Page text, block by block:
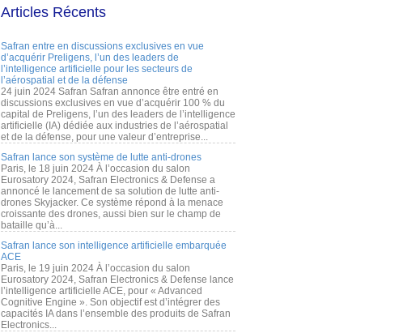
Articles Récents
Safran entre en discussions exclusives en vue
d’acquérir Preligens, l’un des leaders de
l’intelligence artificielle pour les secteurs de
l’aérospatial et de la défense
24 juin 2024 Safran Safran annonce être entré en
discussions exclusives en vue d’acquérir 100 % du
capital de Preligens, l’un des leaders de l’intelligence
artificielle (IA) dédiée aux industries de l’aérospatial
et de la défense, pour une valeur d’entreprise...
Safran lance son système de lutte anti-drones
Paris, le 18 juin 2024 À l’occasion du salon
Eurosatory 2024, Safran Electronics & Defense a
annoncé le lancement de sa solution de lutte anti-
drones Skyjacker. Ce système répond à la menace
croissante des drones, aussi bien sur le champ de
bataille qu’à...
Safran lance son intelligence artificielle embarquée
ACE
Paris, le 19 juin 2024 À l’occasion du salon
Eurosatory 2024, Safran Electronics & Defense lance
l’intelligence artificielle ACE, pour « Advanced
Cognitive Engine ». Son objectif est d’intégrer des
capacités IA dans l’ensemble des produits de Safran
Electronics...